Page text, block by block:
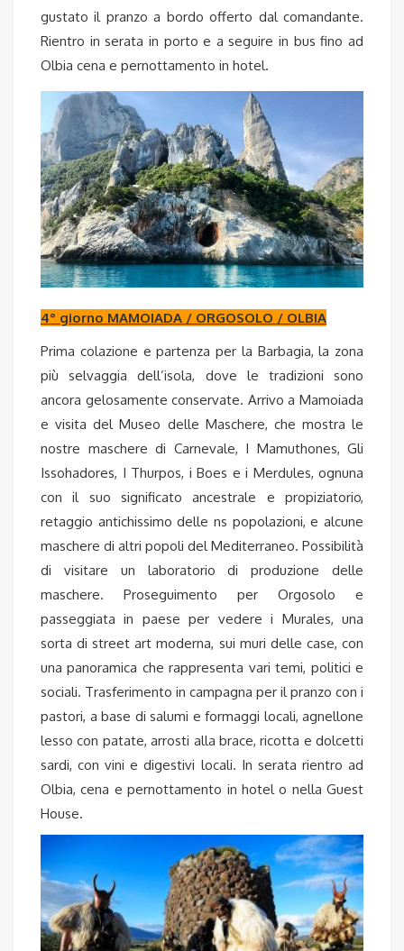
gustato il pranzo a bordo offerto dal comandante.
Rientro in serata in porto e a seguire in bus fino ad
Olbia cena e pernottamento in hotel.
4° giorno MAMOIADA / ORGOSOLO / OLBIA
Prima colazione e partenza per la Barbagia, la zona
più selvaggia dell’isola, dove le tradizioni sono
ancora gelosamente conservate. Arrivo a Mamoiada
e visita del Museo delle Maschere, che mostra le
nostre maschere di Carnevale, I Mamuthones, Gli
Issohadores, I Thurpos, i Boes e i Merdules, ognuna
con il suo significato ancestrale e propiziatorio,
retaggio antichissimo delle ns popolazioni, e alcune
maschere di altri popoli del Mediterraneo. Possibilità
di visitare un laboratorio di produzione delle
maschere. Proseguimento per Orgosolo e
passeggiata in paese per vedere i Murales, una
sorta di street art moderna, sui muri delle case, con
una panoramica che rappresenta vari temi, politici e
sociali. Trasferimento in campagna per il pranzo con i
pastori, a base di salumi e formaggi locali, agnellone
lesso con patate, arrosti alla brace, ricotta e dolcetti
sardi, con vini e digestivi locali. In serata rientro ad
Olbia, cena e pernottamento in hotel o nella Guest
House.